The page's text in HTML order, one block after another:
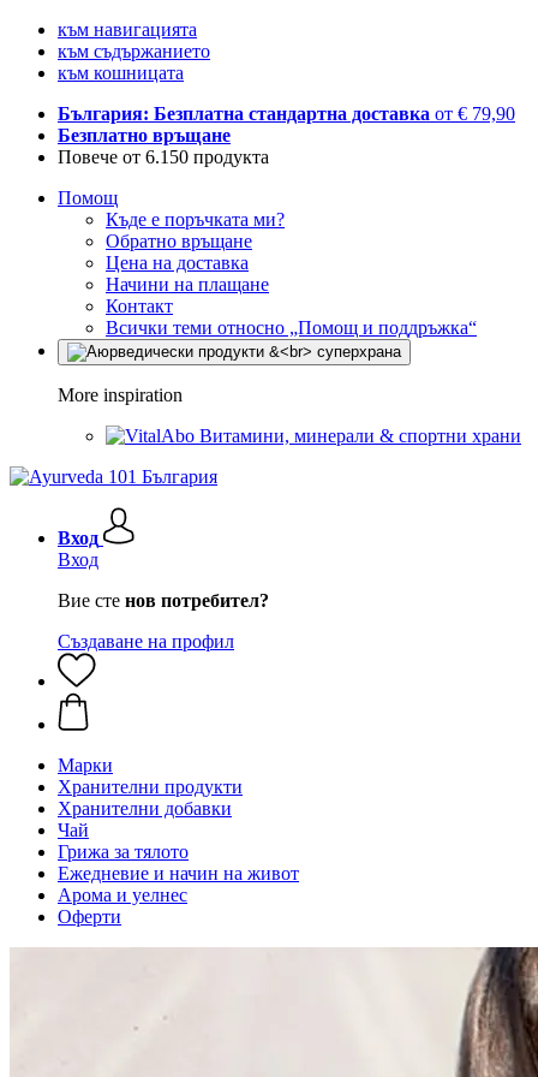
към навигацията
към съдържанието
към кошницата
България: Безплатна стандартна доставка от € 79,90
Безплатно връщане
Повече от 6.150 продукта
Помощ
Къде е поръчката ми?
Обратно връщане
Цена на доставка
Начини на плащане
Контакт
Всички теми относно „Помощ и поддръжка“
More inspiration
Витамини, минерали & спортни храни
Вход
Вход
Вие сте нов потребител?
Създаване на профил
Марки
Хранителни продукти
Хранителни добавки
Чай
Грижа за тялото
Ежедневие и начин на живот
Арома и уелнес
Оферти